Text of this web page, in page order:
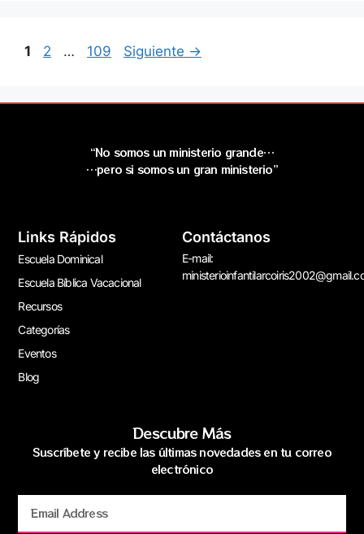
1 2 … 109 Siguiente →
“No somos un ministerio grande…
…pero si somos un gran ministerio”
Links Rápidos
Escuela Dominical
Escuela Bíblica Vacacional
Recursos
Categorías
Eventos
Blog
Contáctanos
E-mail:
Descubre Más
Suscríbete y recibe las últimas novedades en tu correo
electrónico